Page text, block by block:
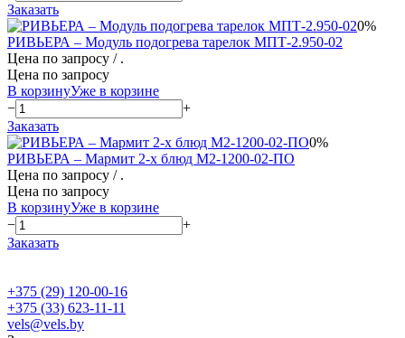
Заказать
0%
РИВЬЕРА – Модуль подогрева тарелок МПТ-2.950-02
Цена по запросу / .
Цена по запросу
В корзинуУже в корзине
−
+
Заказать
0%
РИВЬЕРА – Мармит 2-х блюд М2-1200-02-ПО
Цена по запросу / .
Цена по запросу
В корзинуУже в корзине
−
+
Заказать
+375 (29) 120-00-16
+375 (33) 623-11-11
vels@vels.by